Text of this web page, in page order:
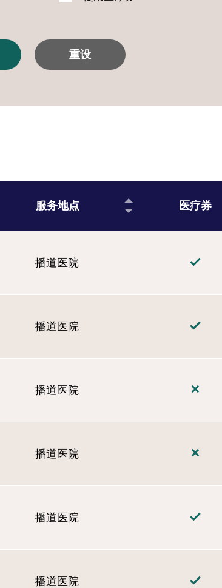
重设
服务地点 医疗券
播道医院
播道医院
播道医院
播道医院
播道医院
播道医院